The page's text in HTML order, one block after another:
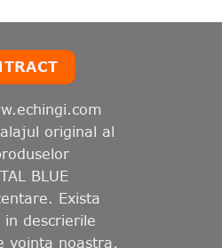
original al
BLUE
Exista
descrierile
vointa noastra,